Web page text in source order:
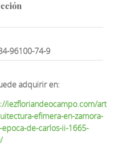
96100-74-9
adquirir en:
iezfloriandeocampo.com/articulo/
efimera-en-zamora-
epoca-de-carlos-ii-1665-